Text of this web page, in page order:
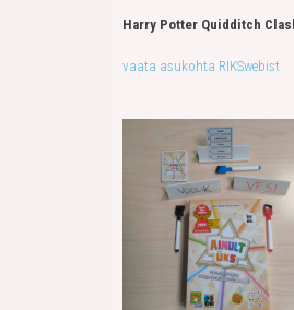
Harry Potter Quidditch
vaata asukohta RIKSwebist